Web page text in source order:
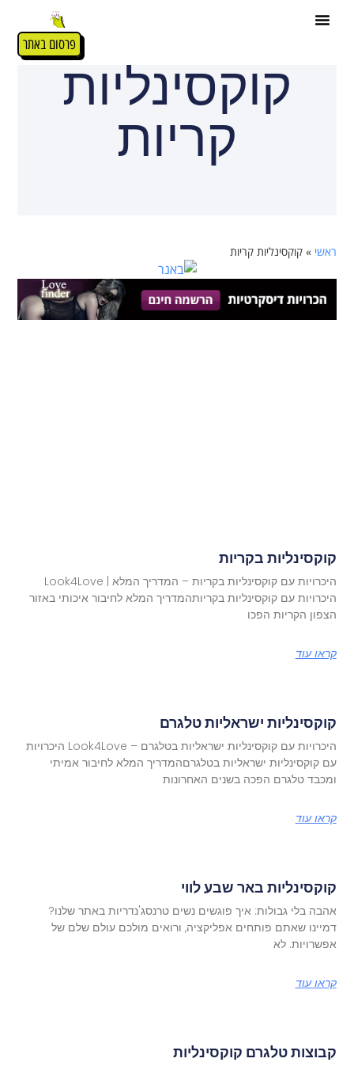
פרסום באתר
קוקסינליות
קריות
ראשי »קוקסינליות קריות
קוקסינליות בקריות
היכרויות עם קוקסינליות בקריות – המדריך המלא | Look4Love
היכרויות עם קוקסינליות בקריותהמדריך המלא לחיבור איכותי באזור
הצפון הקריות הפכו
קראו עוד
קוקסינליות ישראליות טלגרם
היכרויות עם קוקסינליות ישראליות בטלגרם – Look4Love היכרויות
עם קוקסינליות ישראליות בטלגרםהמדריך המלא לחיבור אמיתי
ומכבד טלגרם הפכה בשנים האחרונות
קראו עוד
קוקסינליות באר שבע לווי
אהבה בלי גבולות: איך פוגשים נשים טרנסג'נדריות באתר שלנו?
דמיינו שאתם פותחים אפליקציה, ורואים מולכם עולם שלם של
אפשרויות. לא
קראו עוד
קבוצות טלגרם קוקסינליות